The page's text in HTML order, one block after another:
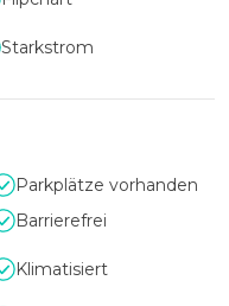
Starkstrom
Parkplätze vorhanden
Barrierefrei
Klimatisiert